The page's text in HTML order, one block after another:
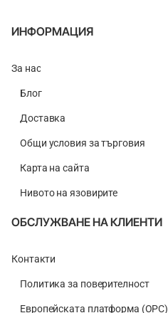
ИНФОРМАЦИЯ
За нас
Блог
Доставка
Общи условия за търговия
Карта на сайта
Нивото на язовирите
ОБСЛУЖВАНЕ НА КЛИЕНТИ
Контакти
Политика за поверителност
Европейската платформа (ОРС)